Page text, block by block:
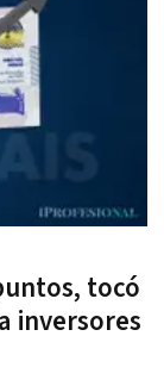
tocó
inversores